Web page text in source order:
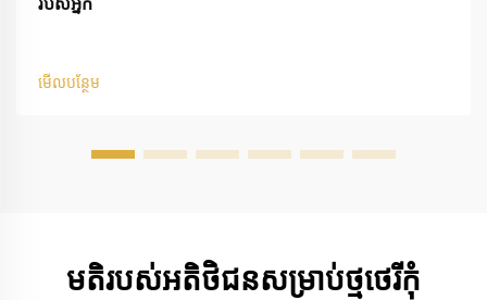
មើលបន្ថែម
មតិរបស់អតិថិជនសម្រាប់ថ្មថេរីកុំ